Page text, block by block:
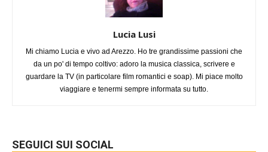
Lucia Lusi
Mi chiamo Lucia e vivo ad Arezzo. Ho tre grandissime passioni che
da un po' di tempo coltivo: adoro la musica classica, scrivere e
guardare la TV (in particolare film romantici e soap). Mi piace molto
viaggiare e tenermi sempre informata su tutto.
SEGUICI SUI SOCIAL